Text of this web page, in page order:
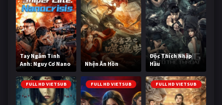
Tay Ngắm Tinh
Anh: Nguy Cơ Nano
Nhện Ăn Hồn
Độc Thích Nhập
Hầu
FULL HD VIETSUB FULL HD VIETSUB FULL HD VIETSUB